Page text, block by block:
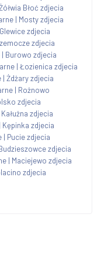
Błoć zdjecia
| Mosty zdjecia
Glewice zdjecia
zdjecia
| Burowo zdjecia
| Łozienica zdjecia
| Żdżary zdjecia
| Rożnowo
zdjecia
Kałużna zdjecia
Kępinka zdjecia
| Pucie zdjecia
zdjecia
| Maciejewo zdjecia
zdjecia